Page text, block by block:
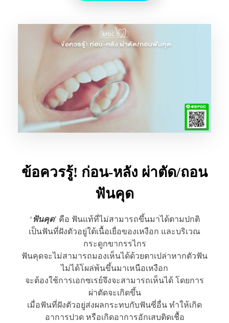
ข้อควรรู้! ก่อน-หลัง ผ่าตัด/ถอน
ฟันคุด
‘ฟันคุด’ คือ ฟันแท้ที่ไม่สามารถขึ้นมาได้ตามปกติ
เป็นฟันที่ฝังตัวอยู่ใต้เนื้อเยื่อของเหงือก และบริเวณ
กระดูกขากรรไกร
ฟันคุดจะไม่สามารถมองเห็นได้ด้วยตาเปล่าหากตัวฟัน
ไม่ได้โผล่พ้นขึ้นมาเหนือเหงือก
จะต้องใช้การเอกซเรย์จึงจะสามารถเห็นได้ โดยการ
ผ่าตัดจะเกิดขึ้น
เมื่อฟันที่ฝังตัวอยู่ส่งผลกระทบกับฟันซี่อื่น ทำให้เกิด
อาการปวด หรือเกิดอาการอักเสบติดเชื้อ